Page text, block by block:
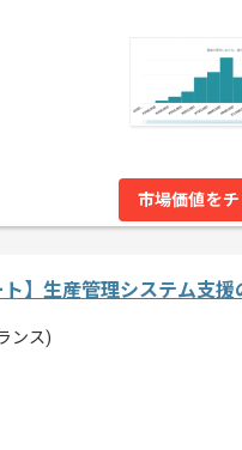
市場価値を
ト】生産管理システム支
ンス)